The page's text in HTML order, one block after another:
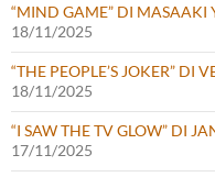
“MIND GAME” DI MASAAKI
18/11/2025
“THE PEOPLE’S JOKER” DI
18/11/2025
“I SAW THE TV GLOW” DI
17/11/2025